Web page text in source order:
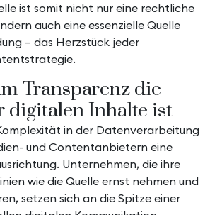
ist somit nicht nur eine rechtliche
auch eine essenzielle Quelle
– das Herzstück jeder
Transparenz die
digitalen Inhalte ist
in der Datenverarbeitung
und Contentanbietern eine
Unternehmen, die ihre
wie die Quelle ernst nehmen und
setzen sich an die Spitze einer